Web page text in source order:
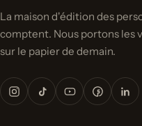
La maison d'édition des
comptent. Nous portons les
sur le papier de demain.